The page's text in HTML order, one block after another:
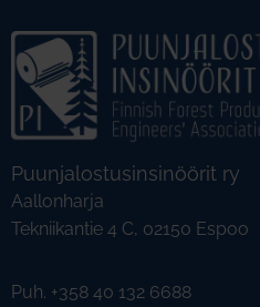
Puunjalostusinsinöörit ry
Aallonharja
Tekniikantie 4 C, 02150 Espoo
Puh. +358 40 132 6688